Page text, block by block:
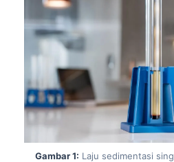
Gambar 1: Laju sedimentasi